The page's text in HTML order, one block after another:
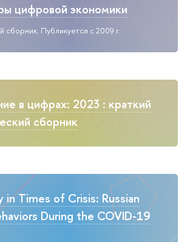
цифровой экономики
сборник. Публикуется с 2009 г.
в цифрах: 2023 : краткий
сборник
in Times of Crisis: Russian
During the COVID-19